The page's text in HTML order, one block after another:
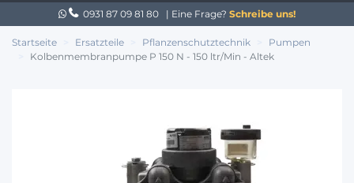
0931 87 09 81 80 | Eine Frage? Schreibe uns!
Startseite Ersatzteile Pflanzenschutztechnik
Pumpen
Kolbenmembranpumpe P 150 N - 150 ltr/Min - Altek